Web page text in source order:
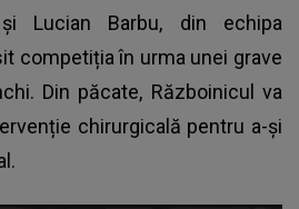
Lucian Barbu, din echipa
competiția în urma unei grave
Din păcate, Războinicul va
chirurgicală pentru a-și